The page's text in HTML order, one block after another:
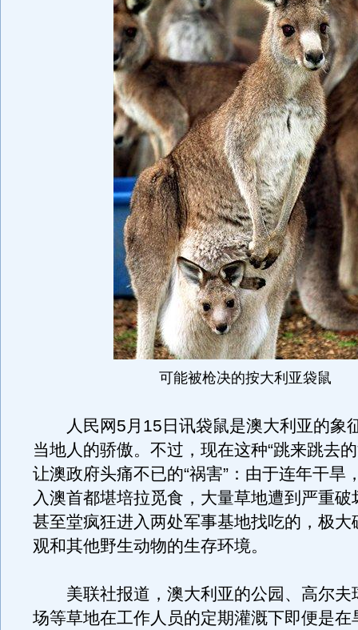
可能被枪决的按大利亚袋鼠
人民网5月15日讯袋鼠是澳大利亚的象
当地人的骄傲。不过，现在这种“跳来跳去
让澳政府头痛不已的“祸害”：由于连年干旱
入澳首都堪培拉觅食，大量草地遭到严重破
甚至堂疯狂进入两处军事基地找吃的，极大
观和其他野生动物的生存环境。
美联社报道，澳大利亚的公园、高尔夫
场等草地在工作人员的定期灌溉下即便是在